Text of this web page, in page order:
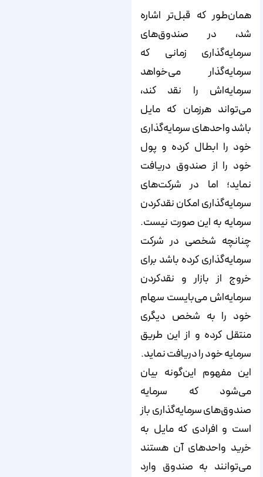
همان‌طور که قبل‌تر اشاره
شد، در صندوق‌های
سرمایه‌گذاری زمانی که
سرمایه‌گذار می‌خواهد
سرمایه‌اش را نقد کند،
می‌تواند هرزمان که مایل
باشد واحدهای سرمایه‌گذاری
خود را ابطال کرده و پول
خود را از صندوق دریافت
نماید؛ اما در شرکت‌های
سرمایه‌گذاری امکان نقدکردن
سرمایه به این صورت نیست.
چنانچه شخصی در شرکت
سرمایه‌گذاری کرده باشد برای
خروج از بازار و نقدکردن
سرمایه‌اش می‌بایست سهام
خود را به شخص دیگری
منتقل کرده و از این طریق
سرمایه خود را دریافت نماید.
این مفهوم این‌گونه بیان
می‌شود که سرمایه
صندوق‌های سرمایه‌گذاری باز
است و افرادی که مایل به
خرید واحدهای آن هستند
می‌توانند به صندوق وارد